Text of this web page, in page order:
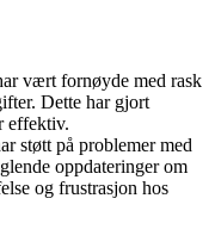
vært fornøyde med rask
Dette har gjort
effektiv.
støtt på problemer med
oppdateringer om
og frustrasjon hos